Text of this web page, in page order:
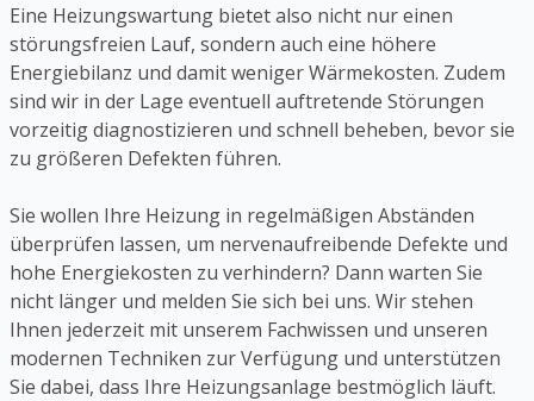
Eine Heizungswartung bietet also nicht nur einen
störungsfreien Lauf, sondern auch eine höhere
Energiebilanz und damit weniger Wärmekosten. Zudem
sind wir in der Lage eventuell auftretende Störungen
vorzeitig diagnostizieren und schnell beheben, bevor sie
zu größeren Defekten führen.
Sie wollen Ihre Heizung in regelmäßigen Abständen
überprüfen lassen, um nervenaufreibende Defekte und
hohe Energiekosten zu verhindern? Dann warten Sie
nicht länger und melden Sie sich bei uns. Wir stehen
Ihnen jederzeit mit unserem Fachwissen und unseren
modernen Techniken zur Verfügung und unterstützen
Sie dabei, dass Ihre Heizungsanlage bestmöglich läuft.